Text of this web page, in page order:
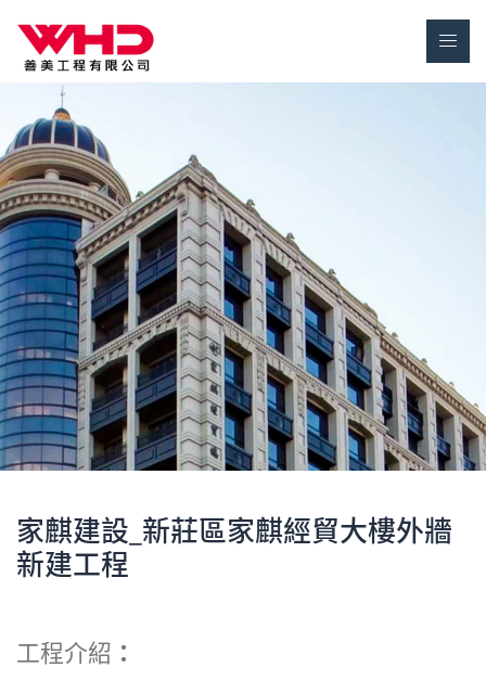
家麒建設_新莊區家麒經貿大樓外牆
新建工程
工程介紹 ：